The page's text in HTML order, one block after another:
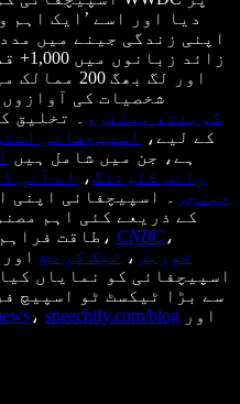
دیا اور اسے ’ایک اہم
زائد
اور لگ بھگ
شخصیات کی
گوینتھ پیلٹرو
۔ تخلیق
کے لیے،
اسپیچفائی
ہے، جن میں شامل ہیں
وائس کلوننگ، اے آئی
چینجر
۔ اسپیچفائی اپنی
طاقت ، CNBC ،
فوربز ، ٹیک کرنچ
اسپیچفائی کو نمایاں
سے بڑا ٹیکسٹ ٹو اسپیچ
، speechify.com/blog اور